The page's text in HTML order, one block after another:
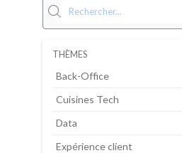
THÈMES
Back-Office
Cuisines Tech
Data
Expérience client